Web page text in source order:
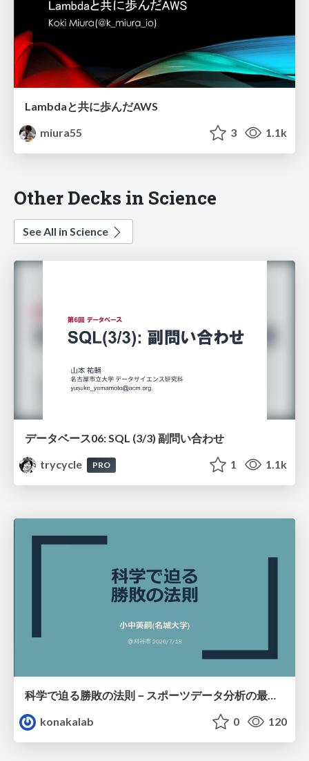
Lambdaと共に歩んだAWS
miura55
3 1.1k
Other Decks in Science
See All in Science
データベース06: SQL (3/3) 副問い合わせ
trycycle
PRO 1 1.1k
科学で迫る勝敗の法則－スポーツデータ分析の最前線 (刈谷市連携講座．2026年7月) / The principle of victory discovered by science. at Kariya City, 2027.07
konakalab
0 120